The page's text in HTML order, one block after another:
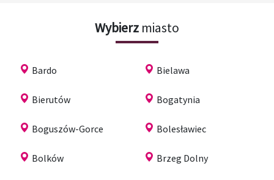
Wybierz miasto
Bardo Bielawa
Bierutów Bogatynia
Boguszów-Gorce Bolesławiec
Bolków Brzeg Dolny